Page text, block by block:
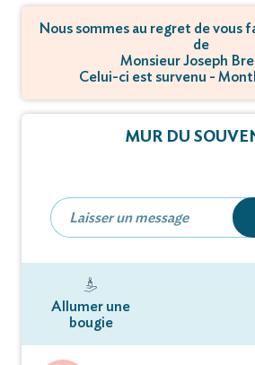
Nous sommes au regret de vous
de
Monsieur Joseph
Celui-ci est survenu -
MUR DU
Allumer une
bougie